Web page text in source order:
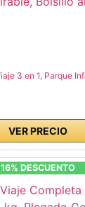
3 en 1, Parque
VER PRECIO
16% DESCUENTO